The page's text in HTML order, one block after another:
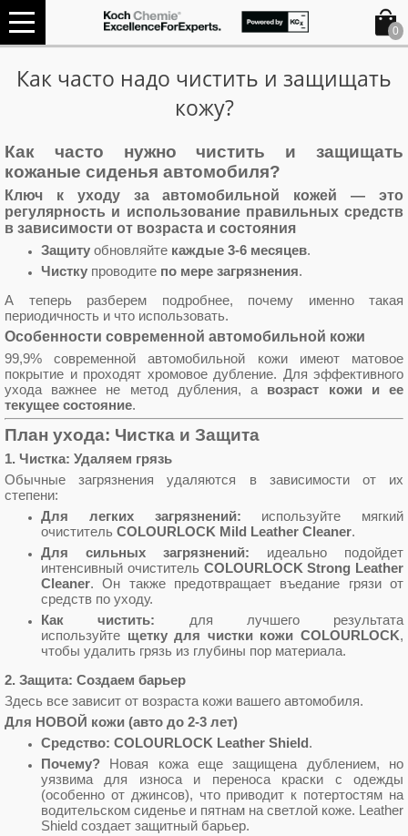
Как часто надо чистить и защищать
кожу?
Как часто нужно чистить и защищать
кожаные сиденья автомобиля?
Ключ к уходу за автомобильной кожей — это
регулярность и использование правильных средств
в зависимости от возраста и состояния
Защиту обновляйте каждые 3-6 месяцев.
Чистку проводите по мере загрязнения.
А теперь разберем подробнее, почему именно такая
периодичность и что использовать.
Особенности современной автомобильной кожи
99,9% современной автомобильной кожи имеют матовое
покрытие и проходят хромовое дубление. Для эффективного
ухода важнее не метод дубления, а возраст кожи и ее
текущее состояние.
План ухода: Чистка и Защита
1. Чистка: Удаляем грязь
Обычные загрязнения удаляются в зависимости от их
степени:
Для легких загрязнений: используйте мягкий
очиститель COLOURLOCK Mild Leather Cleaner.
Для сильных загрязнений: идеально подойдет
интенсивный очиститель COLOURLOCK Strong Leather
Cleaner. Он также предотвращает въедание грязи от
средств по уходу.
Как чистить: для лучшего результата
используйте щетку для чистки кожи COLOURLOCK,
чтобы удалить грязь из глубины пор материала.
2. Защита: Создаем барьер
Здесь все зависит от возраста кожи вашего автомобиля.
Для НОВОЙ кожи (авто до 2-3 лет)
Средство: COLOURLOCK Leather Shield.
Почему? Новая кожа еще защищена дублением, но
уязвима для износа и переноса краски с одежды
(особенно от джинсов), что приводит к потертостям на
водительском сиденье и пятнам на светлой коже. Leather
Shield создает защитный барьер.
0